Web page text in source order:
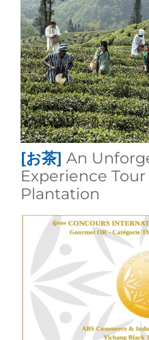
[お茶] An
Experience
Plantation